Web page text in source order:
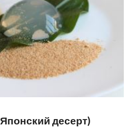
десерт)